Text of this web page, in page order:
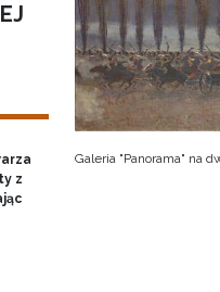
z
Galeria "Panorama" na